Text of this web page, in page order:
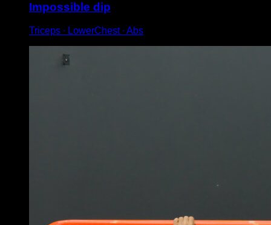
Impossible dip
Triceps ∙ LowerChest ∙ Abs